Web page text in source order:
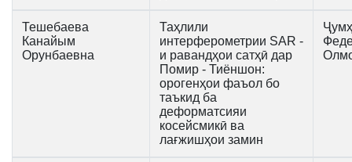
Тешебаева
Канайым
Орунбаевна
Таҳлили
интерферометрии SAR -
и равандҳои сатҳӣ дар
Помир - Тиёншон:
орогенҳои фаъол бо
таъкид ба
деформатсияи
косейсмикӣ ва
лағжишҳои замин